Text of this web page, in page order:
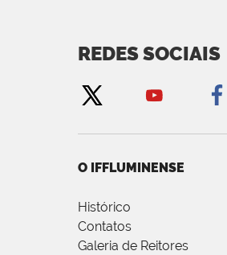
REDES SOCIAIS
O IFFLUMINENSE
Histórico
Contatos
Galeria de Reitores